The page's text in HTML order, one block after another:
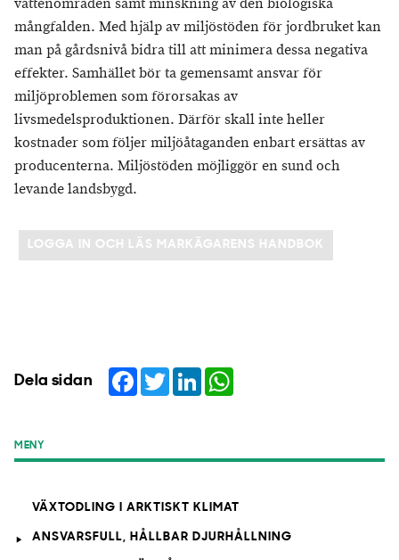
vattenområden samt minskning av den biologiska
mångfalden. Med hjälp av miljöstöden för jordbruket kan
man på gårdsnivå bidra till att minimera dessa negativa
effekter. Samhället bör ta gemensamt ansvar för
miljöproblemen som förorsakas av
livsmedelsproduktionen. Därför skall inte heller
kostnader som följer miljöåtaganden enbart ersättas av
producenterna. Miljöstöden möjliggör en sund och
levande landsbygd.
LOGGA IN OCH LÄS MARKÄGARENS HANDBOK
Dela sidan Facebook
TwitterLinkedIn
MENY
VÄXTODLING I ARKTISKT KLIMAT
ANSVARSFULL, HÅLLBAR DJURHÅLLNING